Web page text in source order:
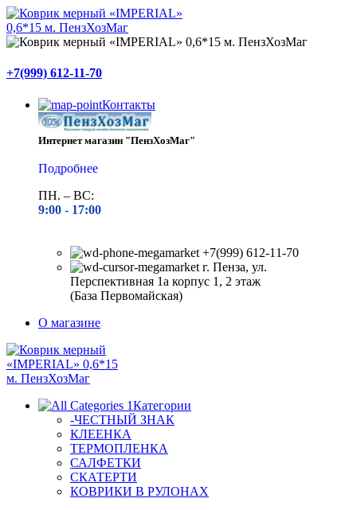
+7(999) 612-11-70
Контакты
Интернет магазин "ПензХозМаг"
Подробнее
ПН. – ВС:
9:00 - 17:00
+7(999) 612-11-70
г. Пенза, ул.
Перспективная 1а корпус 1, 2 этаж
(База Первомайская)
О магазине
Категории
-ЧЕСТНЫЙ ЗНАК
КЛЕЕНКА
ТЕРМОПЛЕНКА
САЛФЕТКИ
СКАТЕРТИ
КОВРИКИ В РУЛОНАХ